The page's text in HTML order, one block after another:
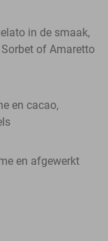
in de smaak,
of Amaretto
en cacao,
en afgewerkt